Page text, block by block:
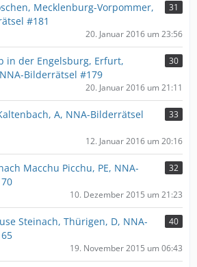
Mecklenburg-Vorpommer,
#181
31
20. Januar 2016 um 23:56
in der Engelsburg, Erfurt,
Bilderrätsel #179
30
20. Januar 2016 um 21:11
A, NNA-Bilderrätsel
33
12. Januar 2016 um 20:16
Macchu Picchu, PE, NNA-
32
10. Dezember 2015 um 21:23
Steinach, Thürigen, D, NNA-
40
19. November 2015 um 06:43